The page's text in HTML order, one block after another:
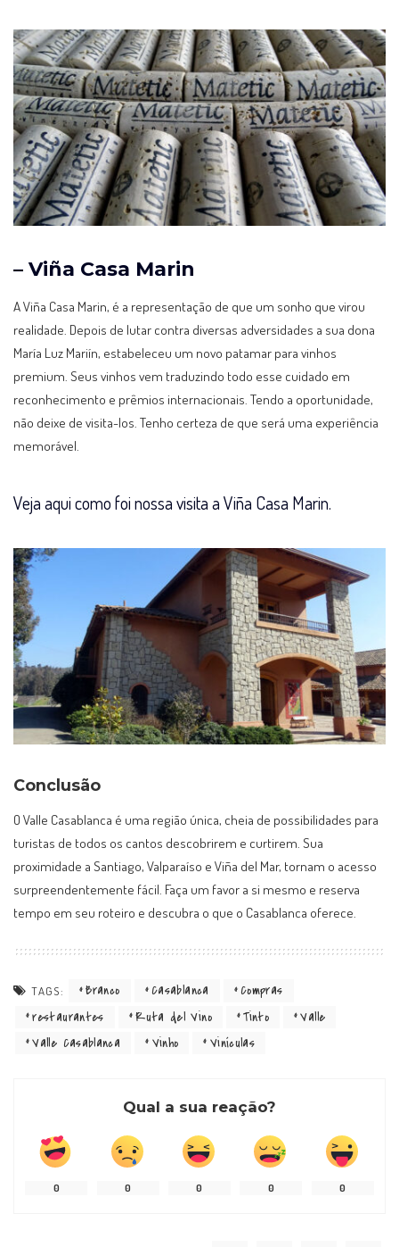
– Viña Casa Marin
A Viña Casa Marin, é a representação de que um sonho que virou
realidade. Depois de lutar contra diversas adversidades a sua dona
María Luz Mariín, estabeleceu um novo patamar para vinhos
premium. Seus vinhos vem traduzindo todo esse cuidado em
reconhecimento e prêmios internacionais. Tendo a oportunidade,
não deixe de visita-los. Tenho certeza de que será uma experiência
memorável.
Veja aqui como foi nossa visita a Viña Casa Marin.
Conclusão
O Valle Casablanca é uma região única, cheia de possibilidades para
turistas de todos os cantos descobrirem e curtirem. Sua
proximidade a Santiago, Valparaíso e Viña del Mar, tornam o acesso
surpreendentemente fácil. Faça um favor a si mesmo e reserva
tempo em seu roteiro e descubra o que o Casablanca oferece.
TAGS: Branco Casablanca
Compras
restaurantes
Ruta del Vino Tinto
Valle
Valle Casablanca
Vinho Vinículas
Qual a sua reação?
0 0 0 0 0